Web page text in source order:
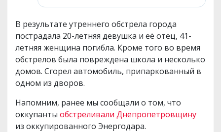
В результате утреннего обстрела города
пострадала 20-летняя девушка и её отец, 41-
летняя женщина погибла. Кроме того во время
обстрелов была повреждена школа и несколько
домов. Сгорел автомобиль, припаркованный в
одном из дворов.
Напомним, ранее мы сообщали о том, что
оккупанты обстреливали Днепропетровщину
из оккупированного Энергодара.